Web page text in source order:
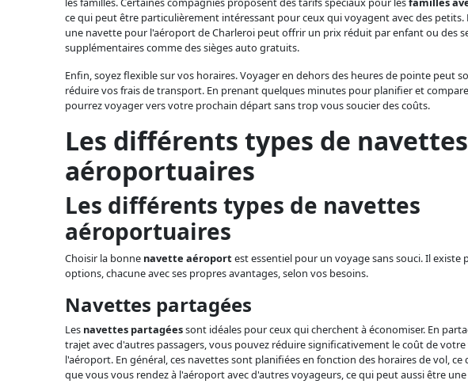
ce qui peut être particulièrement intéressant pour ceux qui voyagent avec des petits.
une navette pour l'aéroport de Charleroi peut offrir un prix réduit par enfant ou des
supplémentaires comme des sièges auto gratuits.
Enfin, soyez flexible sur vos horaires. Voyager en dehors des heures de pointe peut
réduire vos frais de transport. En prenant quelques minutes pour planifier et
pourrez voyager vers votre prochain départ sans trop vous soucier des coûts.
Les différents types de navettes
aéroportuaires
Les différents types de navettes
aéroportuaires
Choisir la bonne navette aéroport est essentiel pour un voyage sans souci. Il existe
options, chacune avec ses propres avantages, selon vos besoins.
Navettes partagées
Les navettes partagéessont idéales pour ceux qui cherchent à économiser. En
trajet avec d'autres passagers, vous pouvez réduire significativement le coût de
l'aéroport. En général, ces navettes sont planifiées en fonction des horaires de vol, ce
que vous vous rendez à l'aéroport avec d'autres voyageurs, ce qui peut aussi être